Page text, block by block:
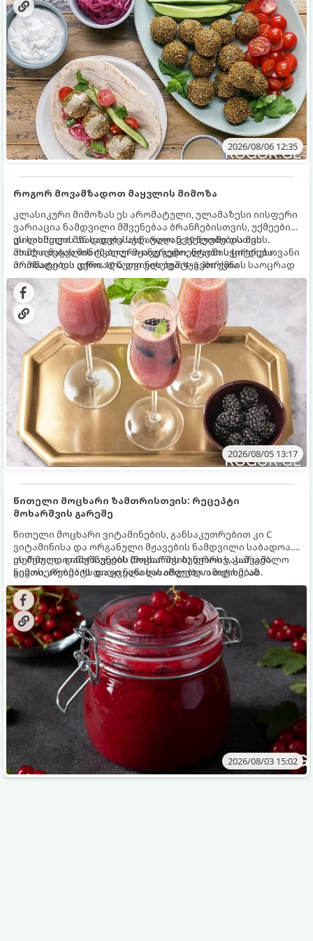
2026/08/06 12:35
როგორ მოვამზადოთ მაყვლის მიმოზა
კლასიკური მიმოზას ეს არომატული, ულამაზესი იისფერი
ვარიაცია ნამდვილი მშვენებაა ბრანჩებისთვის, უქმეების
დილისთვის ან სადღესასწაულო წვეულებებისთვის.
ახალი მაყვლის ტკბილ-მჟავე გემო, ლაიმის ციტრუსოვანი
არომატი და ცქრიალა ღვინის ბუშტუკები ქმნის საოცრად
დახვეწილ და მაგრილებელ კოქტეილს.
ეს სასმელი მზადდება სულ რაღაც 10 წუთში და მის
მომზადებას მინიმალური ინგრედიენტები სჭირდება.
მომზადების დრო: 10 წუთი ულუფა: 4–6 პორცია
2026/08/05 13:17
წითელი მოცხარი ზამთრისთვის: რეცეპტი
მოხარშვის გარეშე
წითელი მოცხარი ვიტამინების, განსაკუთრებით კი C
ვიტამინისა და ორგანული მჟავების ნამდვილი საბადოა.
თერმული დამუშავების (მოხარშვის) დროს სასარგებლო
ნივთიერებების დიდი ნაწილი იშლება. ამიტომ, ამ
კენკრის ზამთრისთვის შესანახად საუკეთესო გზა
„ცოცხალი ჯემის“ მომზადებაა - მოხარშვის გარეშე.
ეს მეთოდი ინარჩუნებს მოცხარის ბუნებრივ, კაშკაშა
გემოს, არომატს და ყველა სასარგებლო თვისებას.
2026/08/03 15:02